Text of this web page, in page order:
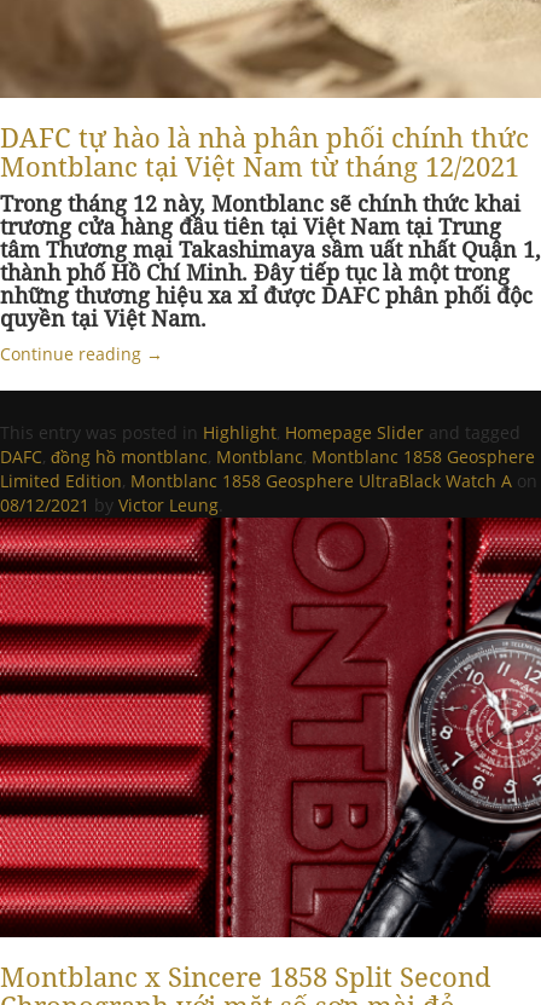
DAFC tự hào là nhà phân phối chính thức
Montblanc tại Việt Nam từ tháng 12/2021
Trong tháng 12 này, Montblanc sẽ chính thức khai
trương cửa hàng đầu tiên tại Việt Nam tại Trung
tâm Thương mại Takashimaya sầm uất nhất Quận 1,
thành phố Hồ Chí Minh. Đây tiếp tục là một trong
những thương hiệu xa xỉ được DAFC phân phối độc
quyền tại Việt Nam.
Continue reading →
This entry was posted in Highlight, Homepage Slider and tagged
DAFC, đồng hồ montblanc, Montblanc, Montblanc 1858 Geosphere
Limited Edition, Montblanc 1858 Geosphere UltraBlack Watch A on
08/12/2021 by Victor Leung.
Montblanc x Sincere 1858 Split Second